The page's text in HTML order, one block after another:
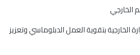
الخارجية بتقوية العمل الدبلوماسي وتعزيز